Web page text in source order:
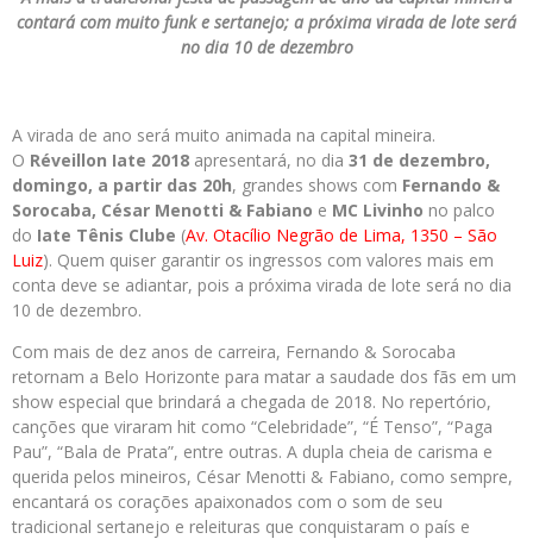
contará com muito funk e sertanejo; a próxima virada de lote será
no dia 10 de dezembro
A virada de ano será muito animada na capital mineira.
O Réveillon Iate 2018 apresentará, no dia 31 de dezembro,
domingo, a partir das 20h, grandes shows com Fernando &
Sorocaba, César Menotti & Fabiano e MC Livinho no palco
do Iate Tênis Clube (Av. Otacílio Negrão de Lima, 1350 – São
Luiz). Quem quiser garantir os ingressos com valores mais em
conta deve se adiantar, pois a próxima virada de lote será no dia
10 de dezembro.
Com mais de dez anos de carreira, Fernando & Sorocaba
retornam a Belo Horizonte para matar a saudade dos fãs em um
show especial que brindará a chegada de 2018. No repertório,
canções que viraram hit como “Celebridade”, “É Tenso”, “Paga
Pau”, “Bala de Prata”, entre outras. A dupla cheia de carisma e
querida pelos mineiros, César Menotti & Fabiano, como sempre,
encantará os corações apaixonados com o som de seu
tradicional sertanejo e releituras que conquistaram o país e